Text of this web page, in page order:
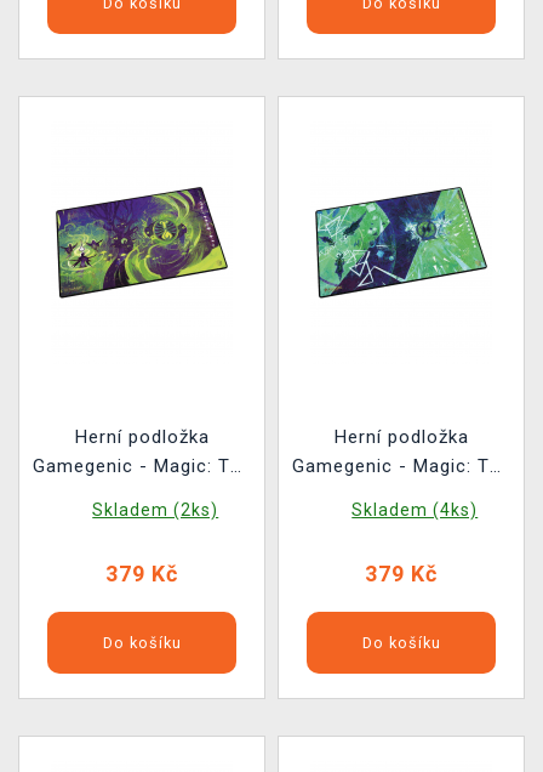
Herní podložka
Gamegenic - Magic: The
Strixhaven -
Skladem (2ks)
379 Kč
Do košíku
Herní podložka
Gamegenic - Magic: The
Strixhaven - Quandrix
Skladem (4ks)
379 Kč
Do košíku